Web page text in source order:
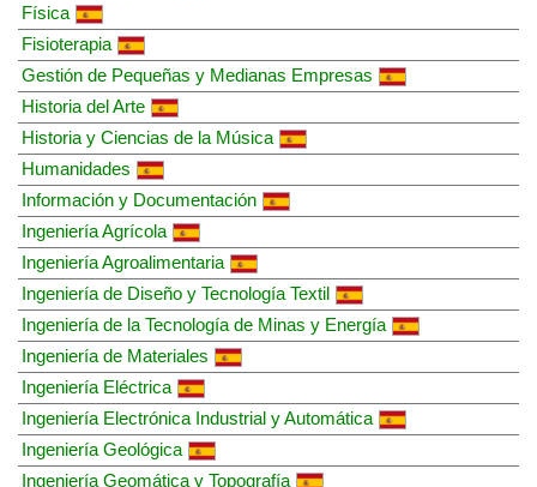
Física
Fisioterapia
Gestión de Pequeñas y Medianas Empresas
Historia del Arte
Historia y Ciencias de la Música
Humanidades
Información y Documentación
Ingeniería Agrícola
Ingeniería Agroalimentaria
Ingeniería de Diseño y Tecnología Textil
Ingeniería de la Tecnología de Minas y Energía
Ingeniería de Materiales
Ingeniería Eléctrica
Ingeniería Electrónica Industrial y Automática
Ingeniería Geológica
Ingeniería Geomática y Topografía